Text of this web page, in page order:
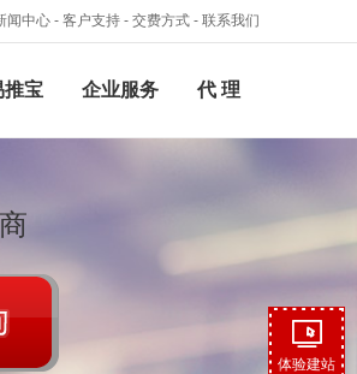
闻中心 - 客户支持 - 交费方式 - 联系我们
推宝 企业服务 代 理
商
体验建站